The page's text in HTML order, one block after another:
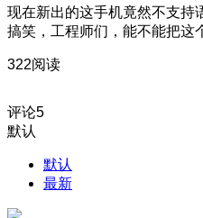
现在新出的这手机竟然不支持
搞笑，工程师们，能不能把这
322阅读
评论5
默认
默认
最新